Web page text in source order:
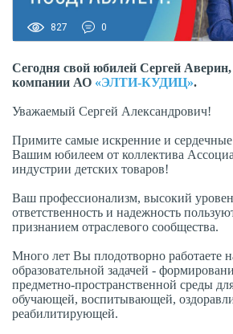
827 0
Сегодня свой юбилей Сергей Аверин,
компании АО «ЭЛТИ-КУДИЦ».
Уважаемый Сергей Александрович!
Примите самые искренние и сердечные
Вашим юбилеем от коллектива
индустрии детских товаров!
Ваш профессионализм, высокий
ответственность и надежность
признанием отраслевого сообщества.
Много лет Вы плодотворно работаете
образовательной задачей -
предметно-пространственной среды
обучающей, воспитывающей,
реабилитирующей.